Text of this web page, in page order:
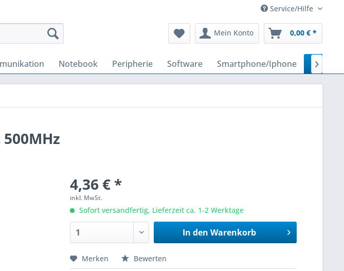
Service/Hilfe
Mein Konto 0,00 € *
Notebook Peripherie Software Smartphone/Iphone 
4,36 € *
inkl. MwSt.
Sofort versandfertig, Lieferzeit ca. 1-2 Werktage
In den Warenkorb
Merken Bewerten